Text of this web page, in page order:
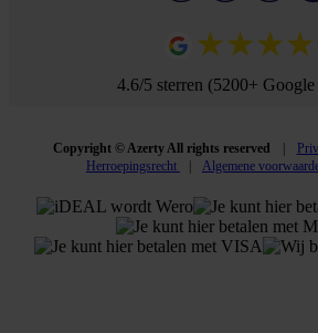
4.6/5 sterren (5200+
Copyright © Azerty All rights reserved
Herroepingsrecht
Algemene